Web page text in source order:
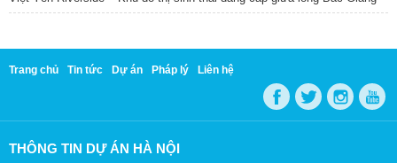
Trang chủ Tin tức Dự án Pháp lý Liên hệ
THÔNG TIN DỰ ÁN HÀ NỘI